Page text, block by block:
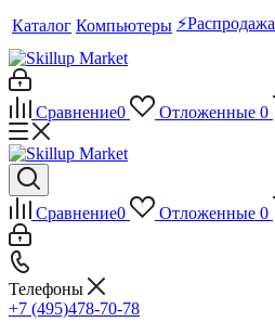
Каталог Компьютеры ⚡️Распродажа
Сравнение0 Отложенные 0
Сравнение0 Отложенные 0
Телефоны
+7 (495)478-70-78